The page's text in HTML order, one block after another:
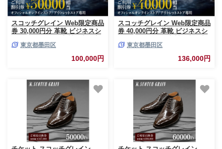
スコッチグレイン Web限定商品
券 30,000円分 革靴 ビジネスシ
[№5619-1786]
東京都墨田区
100,000円
スコッチグレイン Web限定商品
券 40,000円分 革靴 ビジネスシ
[№5619-1787]
東京都墨田区
136,000円